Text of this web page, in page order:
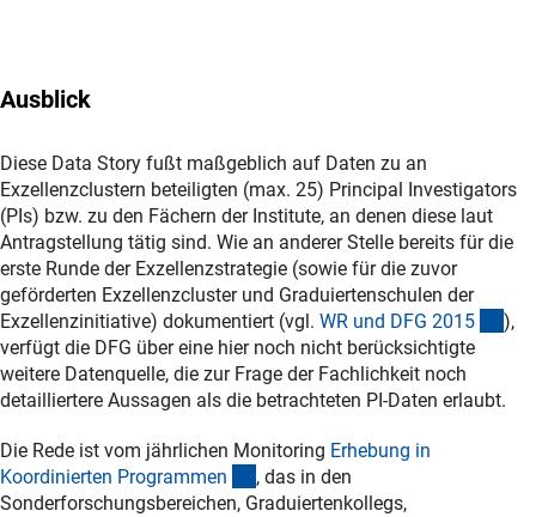
Ausblick
Diese Data Story fußt maßgeblich auf Daten zu an
Exzellenzclustern beteiligten (max. 25) Principal Investigators
(PIs) bzw. zu den Fächern der Institute, an denen diese laut
Antragstellung tätig sind. Wie an anderer Stelle bereits für die
erste Runde der Exzellenzstrategie (sowie für die zuvor
geförderten Exzellenzcluster und Graduiertenschulen der
Exzellenzinitiative) dokumentiert (vgl. WR und DFG 201 5
),
verfügt die DFG über eine hier noch nicht berücksichtigte
weitere Datenquelle, die zur Frage der Fachlichkeit noch
detailliertere Aussagen als die betrachteten PI-Daten erlaubt.
Die Rede ist vom jährlichen Monitoring Erhebung in
Koordinierten Programmen (interner Link)
, das in den
Sonderforschungsbereichen, Graduiertenkollegs,